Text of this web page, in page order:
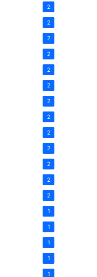
2
2
2
2
2
2
2
2
2
2
2
2
2
1
1
1
1
1